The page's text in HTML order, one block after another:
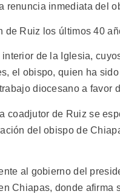
renuncia inmediata del
de Ruiz los últimos 40
de la Iglesia,
el obispo, quien ha
diocesano a favor
coadjutor de Ruiz se
del obispo de
al gobierno del
Chiapas, donde afirma